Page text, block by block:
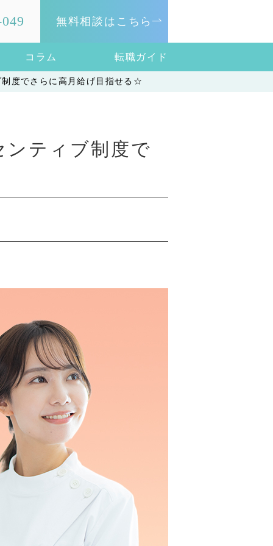
無料相談はこちら
コラム 転職ガイド
度でさらに高月給げ目指せる☆
ンティブ制度で